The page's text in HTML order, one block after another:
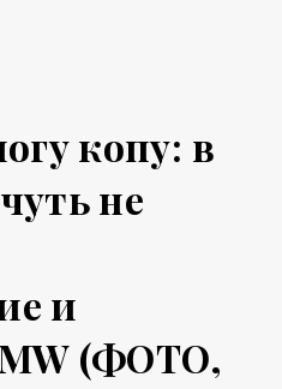
копу: в
не
и
(ФОТО,